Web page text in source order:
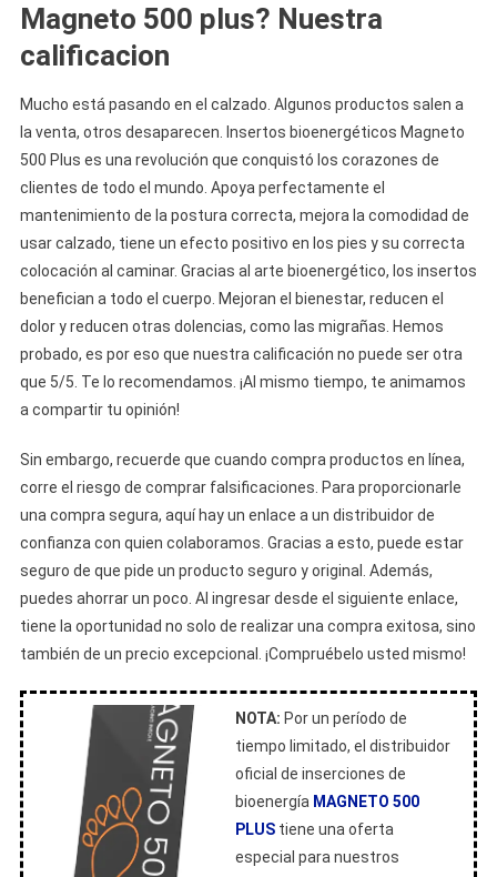
Magneto 500 plus? Nuestra
calificacion
Mucho está pasando en el calzado. Algunos productos salen a
la venta, otros desaparecen. Insertos bioenergéticos Magneto
500 Plus es una revolución que conquistó los corazones de
clientes de todo el mundo. Apoya perfectamente el
mantenimiento de la postura correcta, mejora la comodidad de
usar calzado, tiene un efecto positivo en los pies y su correcta
colocación al caminar. Gracias al arte bioenergético, los insertos
benefician a todo el cuerpo. Mejoran el bienestar, reducen el
dolor y reducen otras dolencias, como las migrañas. Hemos
probado, es por eso que nuestra calificación no puede ser otra
que 5/5. Te lo recomendamos. ¡Al mismo tiempo, te animamos
a compartir tu opinión!
Sin embargo, recuerde que cuando compra productos en línea,
corre el riesgo de comprar falsificaciones. Para proporcionarle
una compra segura, aquí hay un enlace a un distribuidor de
confianza con quien colaboramos. Gracias a esto, puede estar
seguro de que pide un producto seguro y original. Además,
puedes ahorrar un poco. Al ingresar desde el siguiente enlace,
tiene la oportunidad no solo de realizar una compra exitosa, sino
también de un precio excepcional. ¡Compruébelo usted mismo!
NOTA: Por un período de
tiempo limitado, el distribuidor
oficial de inserciones de
bioenergía MAGNETO 500
PLUStiene una oferta
especial para nuestros